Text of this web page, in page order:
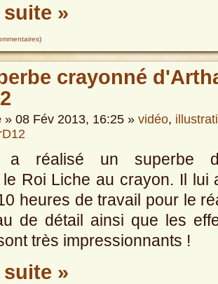
»
)
crayonné
» 08 Fév 2013, 16:25 » vidéo,
a réalisé un superbe
le Roi Liche au crayon. Il lui
heures de travail pour le
de détail ainsi que les
très impressionnants !
»